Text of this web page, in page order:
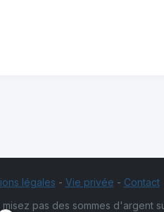
légales - Vie privée - Contact
pas des sommes